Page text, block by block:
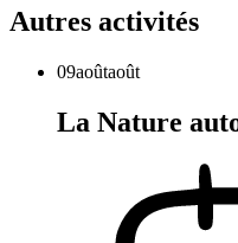
Autres activités
09aoûtaoût
La Nature